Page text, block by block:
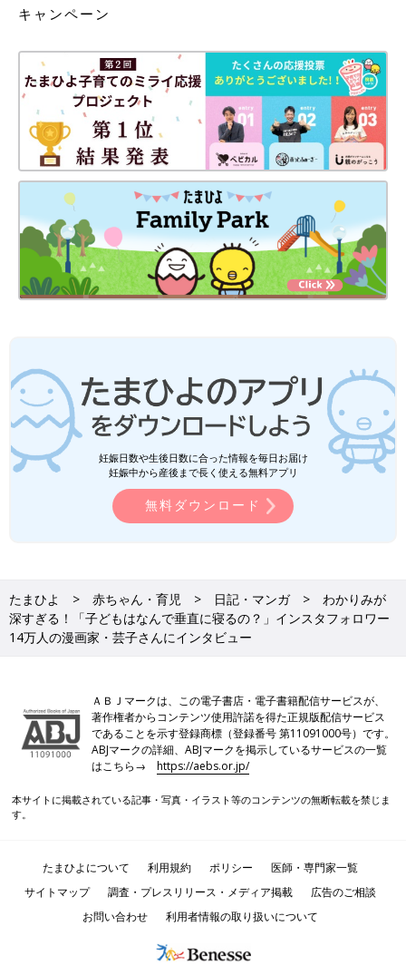
キャンペーン
妊娠日数や生後日数に合った情報を毎日お届け
妊娠中から産後まで長く使える無料アプリ
無料ダウンロード
たまひよ 赤ちゃん・育児 日記・マンガ
わかりみが
深すぎる！「子どもはなんで垂直に寝るの？」インスタフォロワー
14万人の漫画家・芸子さんにインタビュー
ＡＢＪマークは、この電子書店・電子書籍配信サービスが、
著作権者からコンテンツ使用許諾を得た正規版配信サービス
であることを示す登録商標（登録番号 第11091000号）です。
ABJマークの詳細、ABJマークを掲示しているサービスの一覧
はこちら→https://aebs.or.jp/
本サイトに掲載されている記事・写真・イラスト等のコンテンツの無断転載を禁じま
す。
たまひよについて 利用規約 ポリシー
医師・専門家一覧
サイトマップ
調査・プレスリリース・メディア掲載
広告のご相談
お問い合わせ
利用者情報の取り扱いについて